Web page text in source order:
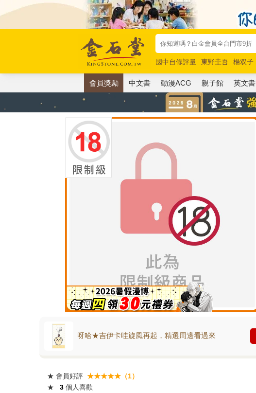
國中自修評量 東野圭吾 楊双子
唯紅花綻放
奧德賽 路邊攤新作
會員獎勵 中文書 動漫ACG 親子館 英文書
呀哈★吉伊卡哇旋風再起，精選周邊看過來
★ 會員好評 ★★★★★（1）
★
3 個人喜歡